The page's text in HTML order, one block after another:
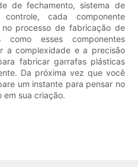
de fechamento, sistema de
cada componente
processo de fabricação de
como esses componentes
a complexidade e a precisão
fabricar garrafas plásticas
Da próxima vez que você
um instante para pensar no
em sua criação.